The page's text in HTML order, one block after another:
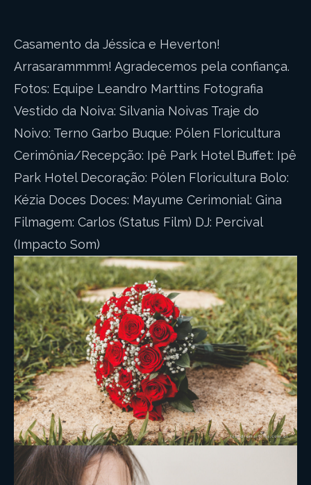
Casamento da Jéssica e Heverton!
Arrasarammmm! Agradecemos pela confiança.
Fotos: Equipe Leandro Marttins Fotografia
Vestido da Noiva: Silvania Noivas Traje do
Noivo: Terno Garbo Buque: Pólen Floricultura
Cerimônia/Recepção: Ipê Park Hotel Buffet: Ipê
Park Hotel Decoração: Pólen Floricultura Bolo:
Kézia Doces Doces: Mayume Cerimonial: Gina
Filmagem: Carlos (Status Film) DJ: Percival
(Impacto Som)